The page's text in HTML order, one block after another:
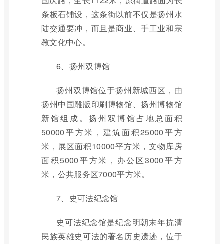
条板石铺设，这条街以前不仅是扬州水
陆交通要冲，而且是商业、手工业和宗
教文化中心。
6、扬州双博馆
扬州双博馆位于扬州新城西区，由
扬州中国雕版印刷博物馆、扬州博物馆
新馆组成。扬州双博馆占地总面积
50000平方米，建筑面积25000平方
米，展区面积10000平方米，文物库房
面积5000平方米，办公区3000平方
米，公共服务区7000平方米。
7、史可法纪念馆
史可法纪念馆是纪念明朝末年抗清
民族英雄史可法的著名历史遗迹，位于